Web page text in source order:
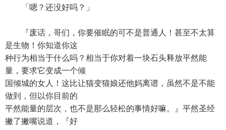
「嗯？还没好吗？」
『废话，哥们，你要催眠的可不是普通人！甚至不太算
是生物！你知道你这
种行为相当于什么吗？相当于你对着一块石头释放平然能
量，要求它变成一个倾
国倾城的女人！这比让猫变猫娘还他妈离谱，虽然不是不能
做到，但以你目前的
平然能量的层次，也不是那么轻松的事情好嘛。』平然圣经
撇了撇嘴说道，『好